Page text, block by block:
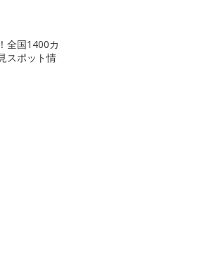
全国1400カ
スポット情